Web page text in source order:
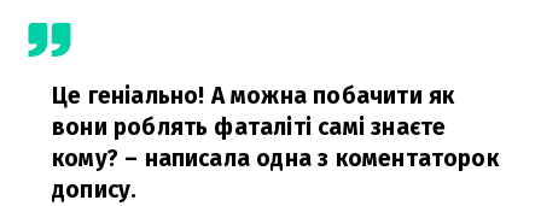
Це геніально! А можна побачити як
вони роблять фаталіті самі знаєте
кому? – написала одна з коментаторок
допису.